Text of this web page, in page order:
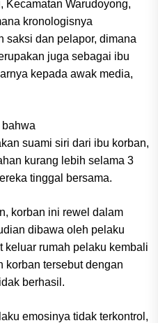
Kecamatan Warudoyong,
kronologisnya
saksi dan pelapor, dimana
juga sebagai ibu
kepada awak media,
suami siri dari ibu korban,
kurang lebih selama 3
tinggal bersama.
korban ini rewel dalam
dibawa oleh pelaku
keluar rumah pelaku kembali
korban tersebut dengan
berhasil.
emosinya tidak terkontrol,